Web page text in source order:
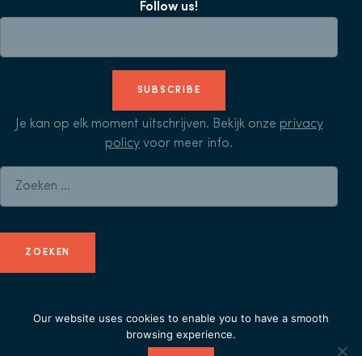
Follow us!
SUBSCRIBE
Je kan op elk moment uitschrijven. Bekijk onze privacy
policy voor meer info.
© Herculean Alliance - Member of Duval Union
policy
Our website uses cookies to enable you to have a smooth
browsing experience.